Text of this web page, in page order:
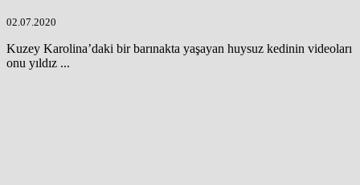
02.07.2020
Kuzey Karolina’daki bir barınakta yaşayan huysuz kedinin videoları
onu yıldız ...